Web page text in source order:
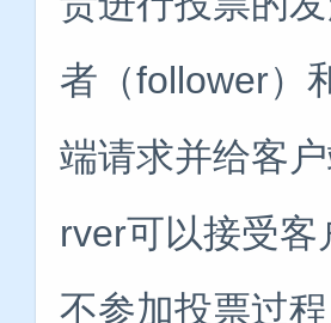
者（follower）
端请求并给客
rver可以接受
不参加投票过